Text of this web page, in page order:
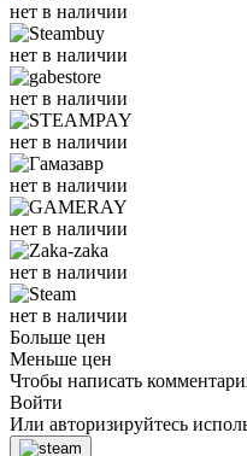
нет в наличии
нет в наличии
нет в наличии
нет в наличии
нет в наличии
нет в наличии
нет в наличии
нет в наличии
Больше цен
Меньше цен
Чтобы написать
Войти
Или авторизируйтесь